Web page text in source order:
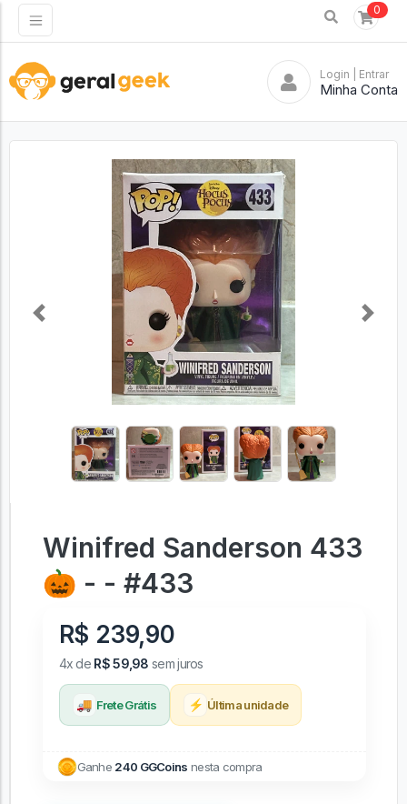
0
Login | Entrar
Minha Conta
Previous Next
Winifred Sanderson 433
🎃 - - #433
R$ 239,90
4x de R$ 59,98 sem juros
🚚 Frete Grátis ⚡ Última unidade
Ganhe 240 GGCoins nesta compra